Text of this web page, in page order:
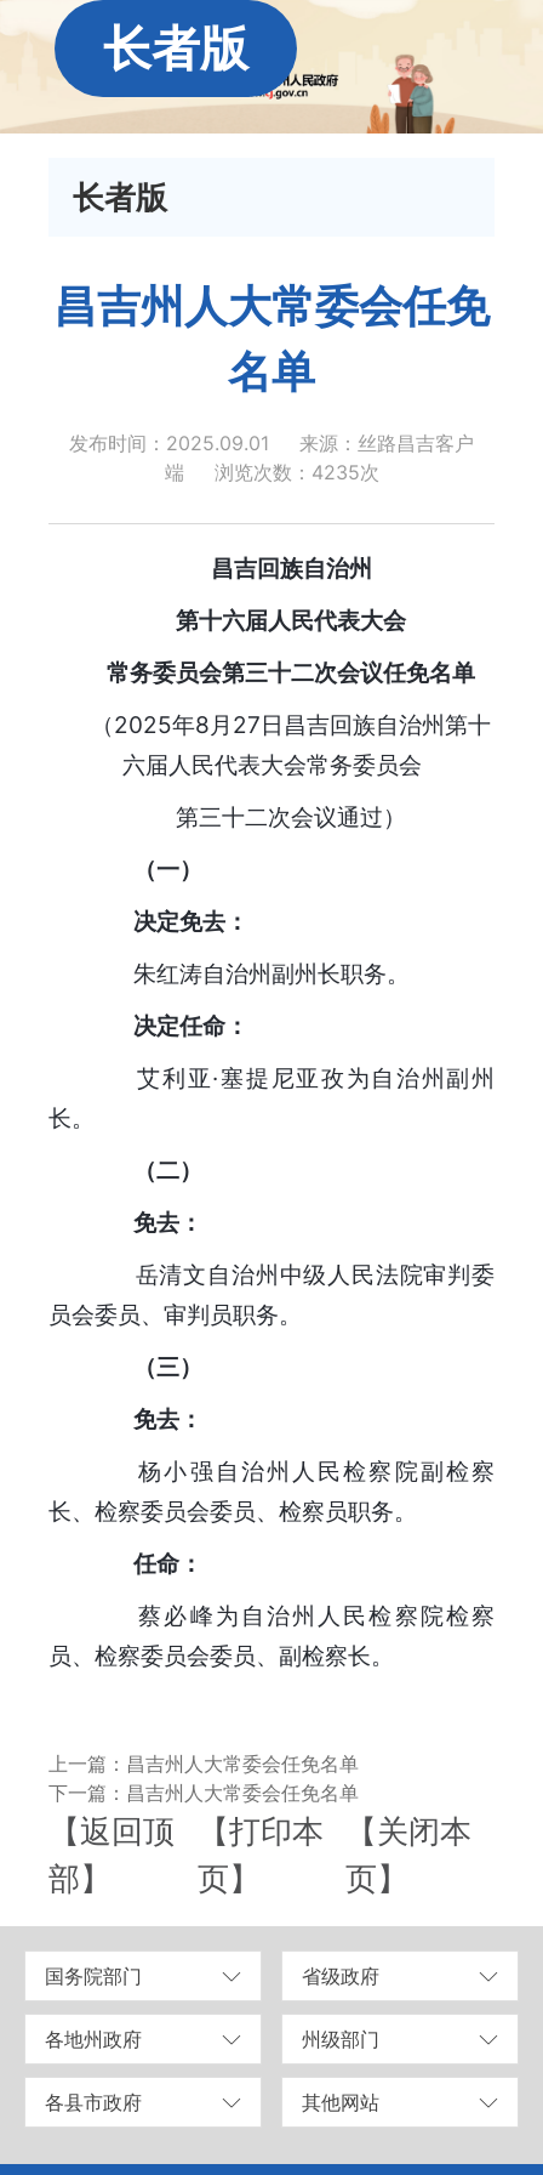
长者版
长者版
昌吉州人大常委会任免
名单
发布时间：2025.09.01
来源：丝路昌吉客户
端
浏览次数： 4235次
昌吉回族自治州
第十六届人民代表大会
常务委员会第三十二次会议任免名单
（2025年8月27日昌吉回族自治州第十
六届人民代表大会常务委员会
第三十二次会议通过）
（一）
决定免去：
朱红涛自治州副州长职务。
决定任命：
艾利亚·塞提尼亚孜为自治州副州
长。
（二）
免去：
岳清文自治州中级人民法院审判委
员会委员、审判员职务。
（三）
免去：
杨小强自治州人民检察院副检察
长、检察委员会委员、检察员职务。
任命：
蔡必峰为自治州人民检察院检察
员、检察委员会委员、副检察长。
上一篇：昌吉州人大常委会任免名单
下一篇：昌吉州人大常委会任免名单
【返回顶
部】
【打印本
页】
【关闭本
页】
国务院部门 省级政府
各地州政府 州级部门
各县市政府 其他网站